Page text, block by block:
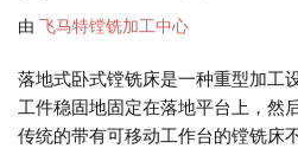
由 飞马特镗铣加工中心
落地式卧式镗铣床是一种重型加工
工件稳固地固定在落地平台上，然
传统的带有可移动工作台的镗铣床